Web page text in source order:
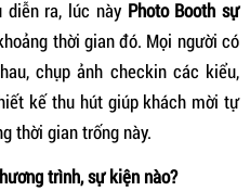
ra, lúc này Photo Booth sự
thời gian đó. Mọi người có
chụp ảnh checkin các kiểu,
kế thu hút giúp khách mời tự
thời gian trống này.
trình, sự kiện nào?